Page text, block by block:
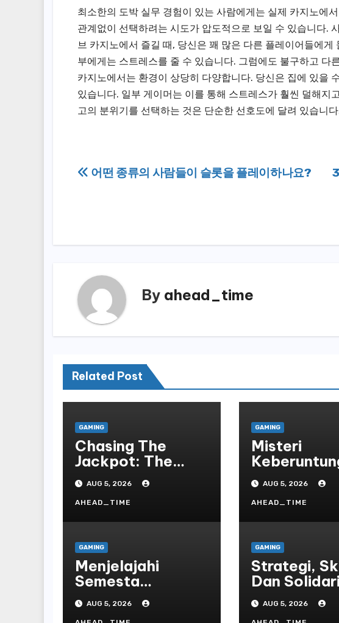
최소한의 도박 실무 경험이 있는 사람에게는 실제 카지노에
관계없이 선택하려는 시도가 압도적으로 보일 수 있습니다.
브 카지노에서 즐길 때, 당신은 꽤 많은 다른 플레이어들에
부에게는 스트레스를 줄 수 있습니다. 그럼에도 불구하고 다
카지노에서는 환경이 상당히 다양합니다. 당신은 집에 있을
있습니다. 일부 게이머는 이를 통해 스트레스가 훨씬 덜해지
고의 분위기를 선택하는 것은 단순한 선호도에 달려 있습니
Post
어떤 종류의 사람들이 슬롯을 플레이하나요?
By ahead_time
Related Post
GAMING
Chasing The
Jackpot: The
Allure And Pitfalls
Of Gaming In
Bodoni Society
AUG 5, 2026
AHEAD_TIME
GAMING
Misteri
Setiap Spin:
Jelajahi
Slot yang
Kejutan!
AUG 5, 2026
AHEAD_TIME
GAMING
Menjelajahi
Semesta
Realistic:
Petualangan Tak
AUG 5, 2026
GAMING
Strategi,
Dan
Harmoni Unik
Dalam
AUG 5, 2026